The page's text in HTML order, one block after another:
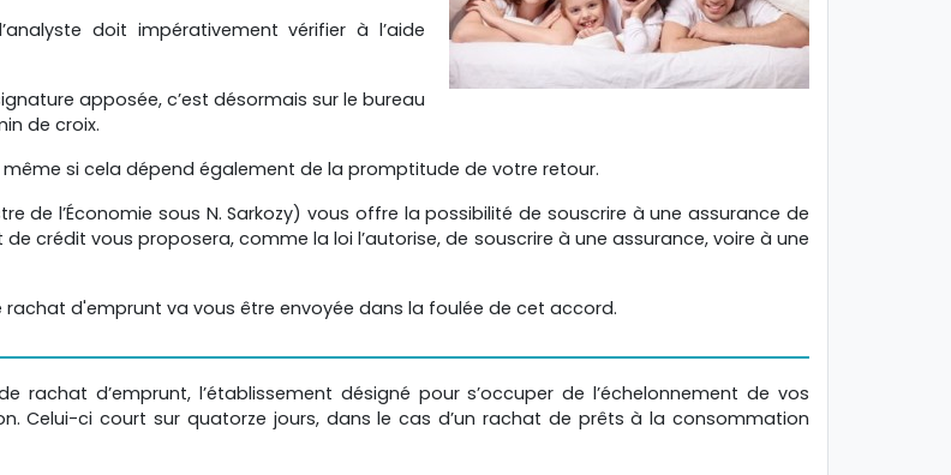
doit impérativement vérifier à l’aide
apposée, c’est désormais sur le bureau
de croix.
si cela dépend également de la promptitude de votre retour.
de l’Économie sous N. Sarkozy) vous offre la possibilité de souscrire à une assurance de
crédit vous proposera, comme la loi l’autorise, de souscrire à une assurance, voire à une
d'emprunt va vous être envoyée dans la foulée de cet accord.
d’emprunt, l’établissement désigné pour s’occuper de l’échelonnement de vos
Celui-ci court sur quatorze jours, dans le cas d’un rachat de prêts à la consommation